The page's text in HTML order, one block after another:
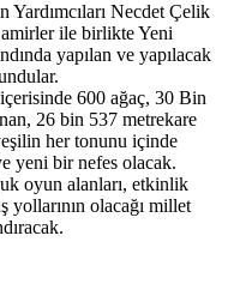
Yardımcıları Necdet Çelik
ile birlikte Yeni
yapılan ve yapılacak
600 ağaç, 30 Bin
26 bin 537 metrekare
her tonunu içinde
yeni bir nefes olacak.
oyun alanları, etkinlik
yollarının olacağı millet